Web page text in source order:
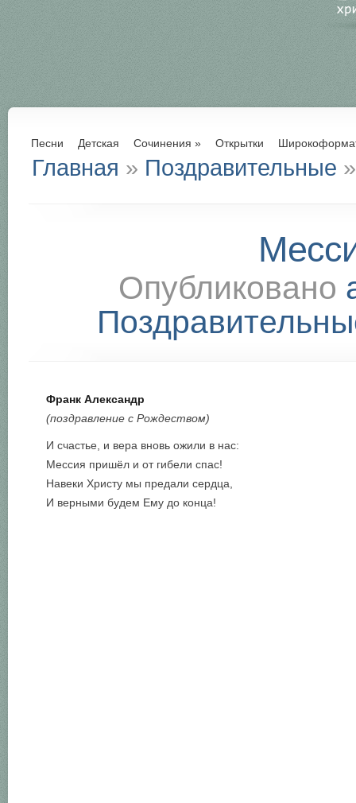
Песни Детская Сочинения » Открытки
Главная » Поздравительные »
Опубликовано
Франк Александр
(поздравление с Рождеством)
И счастье, и вера вновь ожили в нас:
Мессия пришёл и от гибели спас!
Навеки Христу мы предали сердца,
И верными будем Ему до конца!